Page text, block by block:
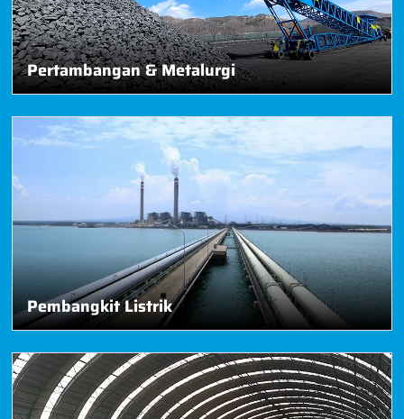
Pertambangan & Metalurgi
Pembangkit Listrik